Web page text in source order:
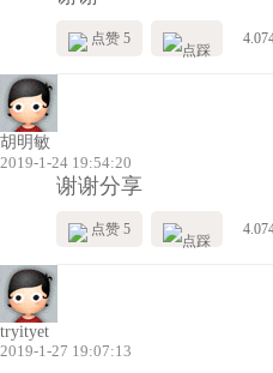
点赞 5
胡明敏
2019-1-24 19:54:20
谢谢分享
点赞 5
tryityet
2019-1-27 19:07:13